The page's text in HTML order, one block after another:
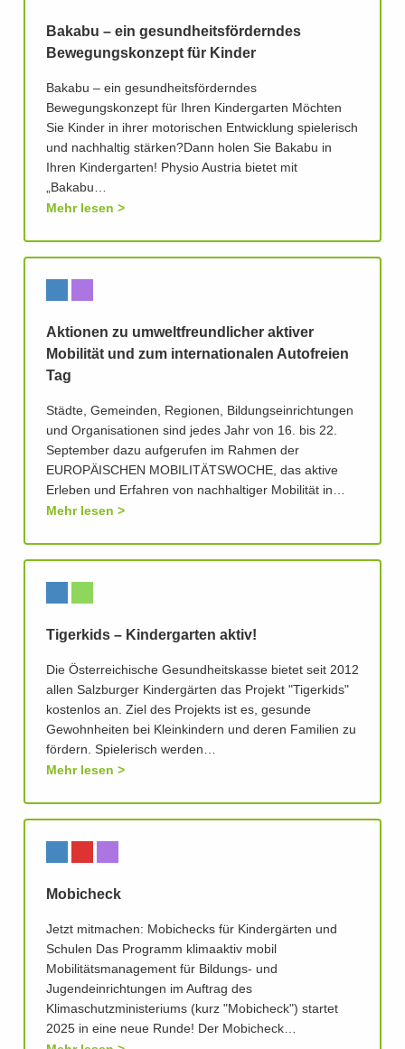
Bakabu – ein gesundheitsförderndes
Bewegungskonzept für Kinder
Bakabu – ein gesundheitsförderndes
Bewegungskonzept für Ihren Kindergarten Möchten
Sie Kinder in ihrer motorischen Entwicklung spielerisch
und nachhaltig stärken?Dann holen Sie Bakabu in
Ihren Kindergarten! Physio Austria bietet mit
„Bakabu…
Mehr lesen
Aktionen zu umweltfreundlicher aktiver
Mobilität und zum internationalen Autofreien
Tag
Städte, Gemeinden, Regionen, Bildungseinrichtungen
und Organisationen sind jedes Jahr von 16. bis 22.
September dazu aufgerufen im Rahmen der
EUROPÄISCHEN MOBILITÄTSWOCHE, das aktive
Erleben und Erfahren von nachhaltiger Mobilität in…
Mehr lesen
Tigerkids – Kindergarten aktiv!
Die Österreichische Gesundheitskasse bietet seit 2012
allen Salzburger Kindergärten das Projekt "Tigerkids"
kostenlos an. Ziel des Projekts ist es, gesunde
Gewohnheiten bei Kleinkindern und deren Familien zu
fördern. Spielerisch werden…
Mehr lesen
Mobicheck
Jetzt mitmachen: Mobichecks für Kindergärten und
Schulen Das Programm klimaaktiv mobil
Mobilitätsmanagement für Bildungs- und
Jugendeinrichtungen im Auftrag des
Klimaschutzministeriums (kurz "Mobicheck") startet
2025 in eine neue Runde! Der Mobicheck…